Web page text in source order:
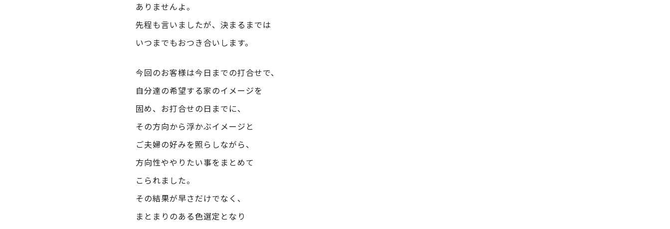
ありませんよ。
先程も言いましたが、決まるまでは
いつまでもおつき合いします。
今回のお客様は今日までの打合せで、
自分達の希望する家のイメージを
固め、お打合せの日までに、
その方向から浮かぶイメージと
ご夫婦の好みを照らしながら、
方向性ややりたい事をまとめて
こられました。
その結果が早さだけでなく、
まとまりのある色選定となり